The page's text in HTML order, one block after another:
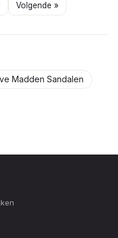
Volgende »
Madden Sandalen